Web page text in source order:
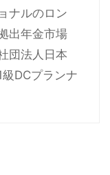
ナルのロン
出年金市場
団法人日本
DCプランナ